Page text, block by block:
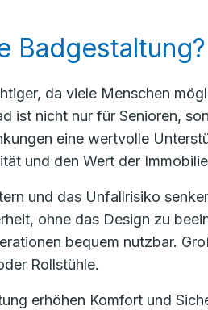
Badgestaltung?
da viele Menschen
ist nicht nur für Senioren,
eine wertvolle
und den Wert der
und das Unfallrisiko
ohne das Design zu
bequem nutzbar.
Rollstühle.
erhöhen Komfort und